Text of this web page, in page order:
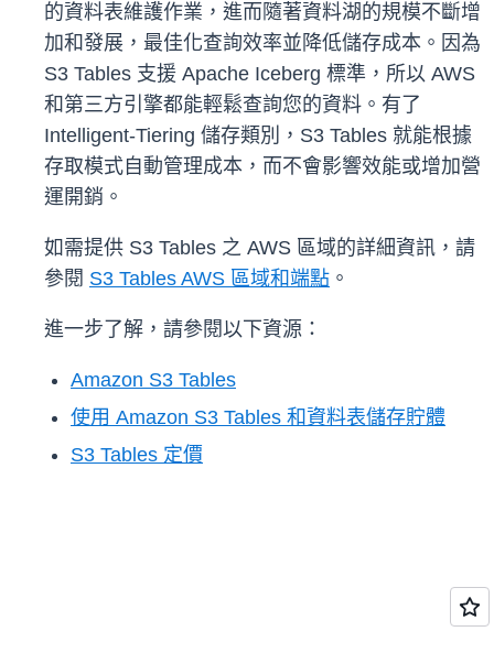
的資料表維護作業，進而隨著資料湖的規模不斷增
加和發展，最佳化查詢效率並降低儲存成本。因為
S3 Tables 支援 Apache Iceberg 標準，所以 AWS
和第三方引擎都能輕鬆查詢您的資料。有了
Intelligent-Tiering 儲存類別，S3 Tables 就能根據
存取模式自動管理成本，而不會影響效能或增加營
運開銷。
如需提供 S3 Tables 之 AWS 區域的詳細資訊，請
參閱 S3 Tables AWS 區域和端點 。
進一步了解，請參閱以下資源：
Amazon S3 Tables
使用 Amazon S3 Tables 和資料表儲存貯體
S3 Tables 定價